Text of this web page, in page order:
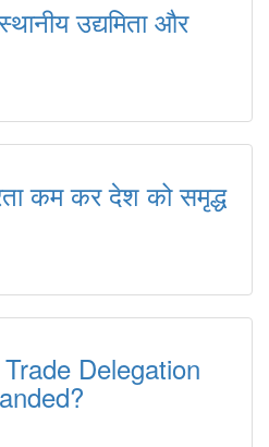
उद्यमिता और
कम कर देश को समृद्ध
Delegation